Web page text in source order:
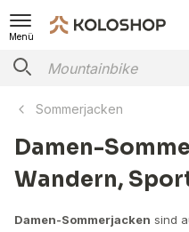
Menü
Sommerjacken
Damen-
Wandern,
Damen-Sommerjacken sind